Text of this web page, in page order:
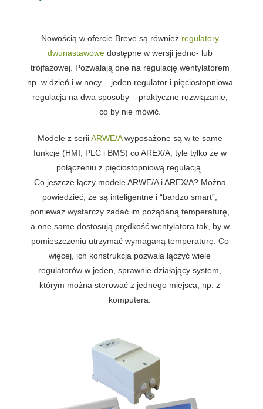
Nowością w ofercie Breve są również regulatory
dwunastawowedostępne w wersji jedno- lub
trójfazowej. Pozwalają one na regulację wentylatorem
np. w dzień i w nocy – jeden regulator i pięciostopniowa
regulacja na dwa sposoby – praktyczne rozwiązanie,
co by nie mówić.
Modele z seriiARWE/Awyposażone są w te same
funkcje (HMI, PLC i BMS) co AREX/A, tyle tylko że w
połączeniu z pięciostopniową regulacją.
Co jeszcze łączy modele ARWE/A i AREX/A? Można
powiedzieć, że są inteligentne i “bardzo smart”,
ponieważ wystarczy zadać im pożądaną temperaturę,
a one same dostosują prędkość wentylatora tak, by w
pomieszczeniu utrzymać wymaganą temperaturę. Co
więcej, ich konstrukcja pozwala łączyć wiele
regulatorów w jeden, sprawnie działający system,
którym można sterować z jednego miejsca, np. z
komputera.